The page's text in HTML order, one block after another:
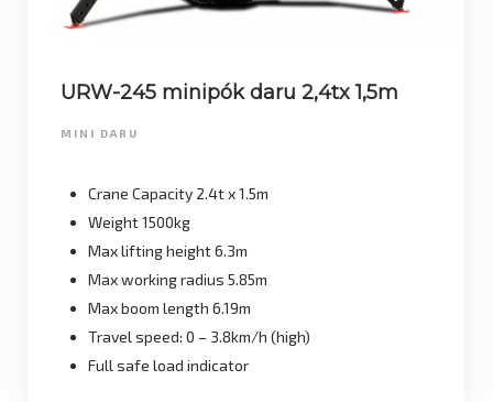
URW-245 minipók daru 2,4tx 1,5m
MINI DARU
Crane Capacity 2.4t x 1.5m
Weight 1500kg
Max lifting height 6.3m
Max working radius 5.85m
Max boom length 6.19m
Travel speed: 0 – 3.8km/h (high)
Full safe load indicator